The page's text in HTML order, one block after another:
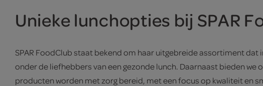
Unieke lunchopties bij SPAR
SPAR FoodClub staat bekend om haar uitgebreide assortiment
onder de liefhebbers van een gezonde lunch. Daarnaast bieden
producten worden met zorg bereid, met een focus op kwaliteit en